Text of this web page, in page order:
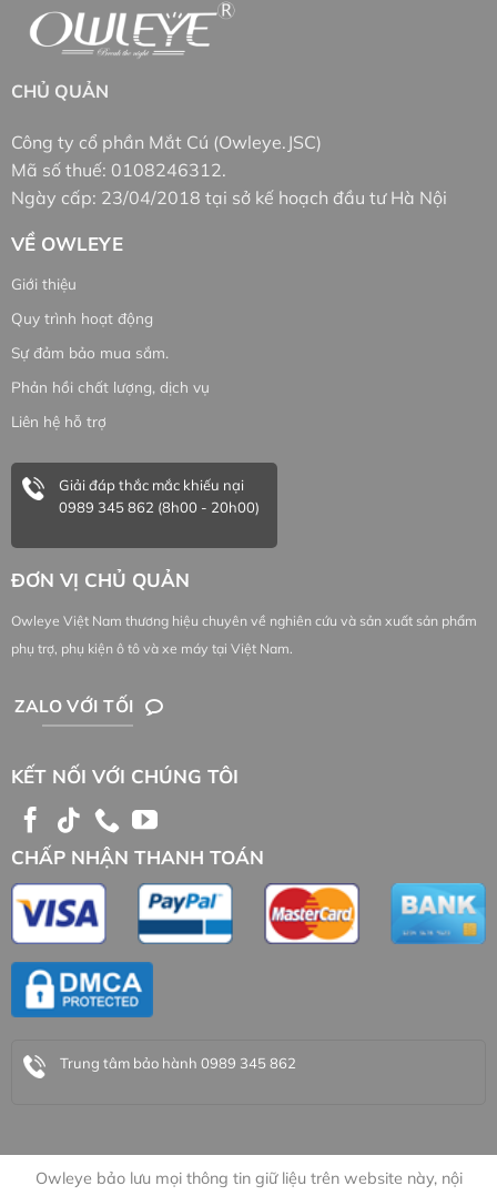
CHỦ QUẢN
Công ty cổ phần Mắt Cú (Owleye.JSC)
Mã số thuế: 0108246312.
Ngày cấp: 23/04/2018 tại sở kế hoạch đầu tư Hà Nội
VỀ OWLEYE
Giới thiệu
Quy trình hoạt động
Sự đảm bảo mua sắm.
Phản hồi chất lượng, dịch vụ
Liên hệ hỗ trợ
Giải đáp thắc mắc khiếu nại
0989 345 862 (8h00 - 20h00)
ĐƠN VỊ CHỦ QUẢN
Owleye Việt Nam thương hiệu chuyên về nghiên cứu và sản xuất sản phẩm
phụ trợ, phụ kiện ô tô và xe máy tại Việt Nam.
ZALO VỚI TỐI
KẾT NỐI VỚI CHÚNG TÔI
CHẤP NHẬN THANH TOÁN
Trung tâm bảo hành 0989 345 862
Owleye bảo lưu mọi thông tin giữ liệu trên website này, nội